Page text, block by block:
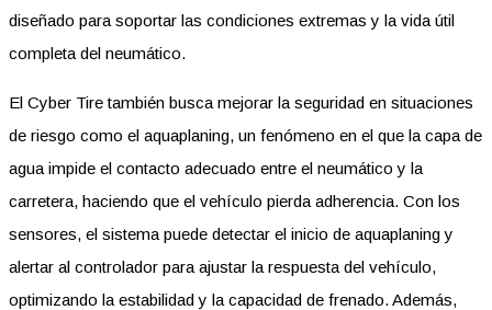
diseñado para soportar las condiciones extremas y la vida útil
completa del neumático.
El Cyber Tire también busca mejorar la seguridad en situaciones
de riesgo como el aquaplaning, un fenómeno en el que la capa de
agua impide el contacto adecuado entre el neumático y la
carretera, haciendo que el vehículo pierda adherencia. Con los
sensores, el sistema puede detectar el inicio de aquaplaning y
alertar al controlador para ajustar la respuesta del vehículo,
optimizando la estabilidad y la capacidad de frenado. Además,